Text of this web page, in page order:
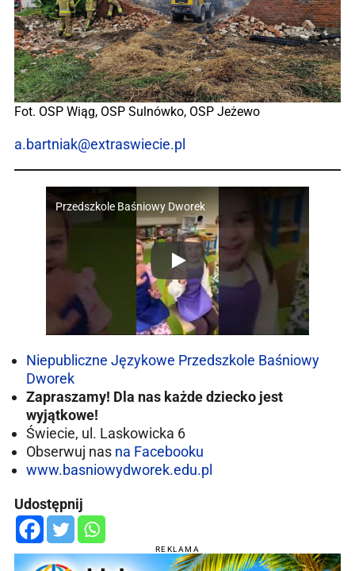
Fot. OSP Wiąg, OSP Sulnówko, OSP Jeżewo
a.bartniak@extraswiecie.pl
Przedszkole Baśniowy Dworek
Niepubliczne Językowe Przedszkole Baśniowy
Dworek
Zapraszamy! Dla nas każde dziecko jest
wyjątkowe!
Świecie, ul. Laskowicka 6
Obserwuj nas na Facebooku
www.basniowydworek.edu.pl
Udostępnij
REKLAMA